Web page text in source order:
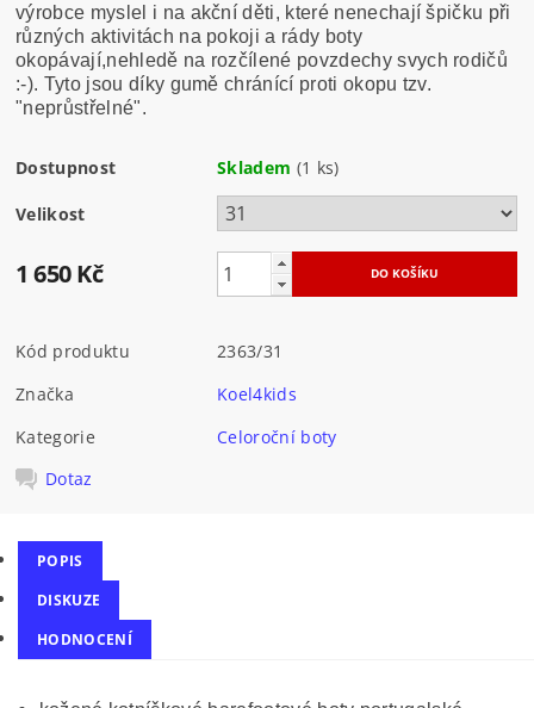
výrobce myslel i na akční děti, které nenechají špičku při
různých aktivitách na pokoji a rády boty
okopávají,nehledě na rozčílené povzdechy svych rodičů
:-). Tyto jsou díky gumě chránící proti okopu tzv.
"neprůstřelné".
Dostupnost Skladem (1 ks)
Velikost
1 650 Kč
Kód produktu
2363/31
Značka
Koel4kids
Kategorie
Celoroční boty
Dotaz
POPIS
DISKUZE
HODNOCENÍ